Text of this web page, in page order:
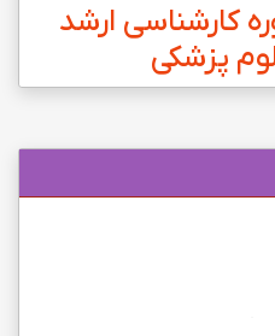
کارشناسی ارشد
پزشکی